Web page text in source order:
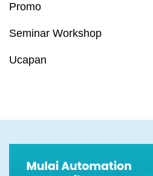
Promo
Seminar Workshop
Ucapan